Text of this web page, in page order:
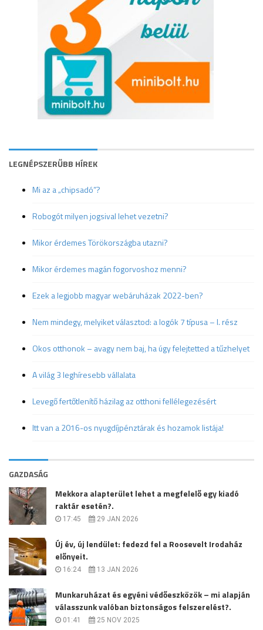
LEGNÉPSZERŰBB HÍREK
Mi az a „chipsadó”?
Robogót milyen jogsival lehet vezetni?
Mikor érdemes Törökországba utazni?
Mikor érdemes magán fogorvoshoz menni?
Ezek a legjobb magyar webáruházak 2022-ben?
Nem mindegy, melyiket választod: a logók 7 típusa – I. rész
Okos otthonok – avagy nem baj, ha úgy felejtetted a tűzhelyet
A világ 3 leghíresebb vállalata
Levegő fertőtlenítő házilag az otthoni fellélegezésért
Itt van a 2016-os nyugdíjpénztárak és hozamok listája!
GAZDASÁG
Mekkora alapterület lehet a megfelelő egy kiadó
raktár esetén?.
17:45 29 JAN 2026
Új év, új lendület: fedezd fel a Roosevelt Irodaház
előnyeit.
16:24 13 JAN 2026
Munkaruházat és egyéni védőeszközök – mi alapján
válasszunk valóban biztonságos felszerelést?.
01:41 25 NOV 2025